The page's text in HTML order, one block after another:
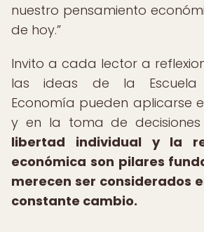
nuestro pensamiento
de hoy.
Invito a cada lector a
las ideas de la Escuela
Economía pueden aplicarse
y en la toma de decisiones
libertad individual y la
económica son pilares
merecen ser considerados
constante cambio.